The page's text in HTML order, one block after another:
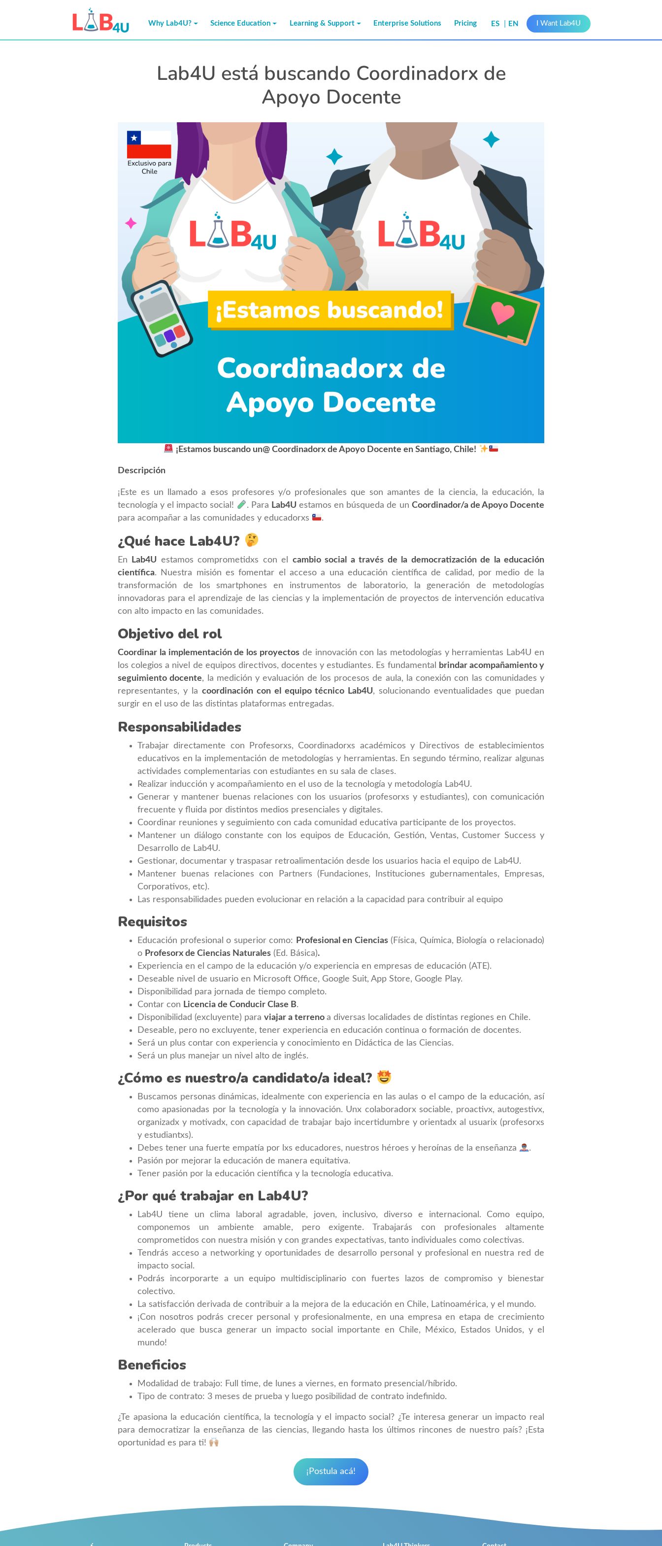
Why Lab4U? Science Education Learning & Support Enterprise Solutions Pricing ES EN I Want Lab4U
Lab4U está buscando Coordinadorx de
Apoyo Docente
¡Estamos buscando un@ Coordinadorx de Apoyo Docente en Santiago, Chile!
Descripción
¡Este es un llamado a esos profesores y/o profesionales que son amantes de la ciencia, la educación, la
tecnología y el impacto social!
. Para Lab4U estamos en búsqueda de un Coordinador/a de Apoyo Docente
para acompañar a las comunidades y educadorxs
.
¿Qué hace Lab4U?
En Lab4U estamos comprometidxs con el cambio social a través de la democratización de la educación
científica. Nuestra misión es fomentar el acceso a una educación científica de calidad, por medio de la
transformación de los smartphones en instrumentos de laboratorio, la generación de metodologías
innovadoras para el aprendizaje de las ciencias y la implementación de proyectos de intervención educativa
con alto impacto en las comunidades.
Objetivo del rol
Coordinar la implementación de los proyectosde innovación con las metodologías y herramientas Lab4U en
los colegios a nivel de equipos directivos, docentes y estudiantes. Es fundamental
brindar acompañamiento y
seguimiento docente, la medición y evaluación de los procesos de aula, la conexión con las comunidades y
representantes, y la coordinación con el equipo técnico Lab4U, solucionando eventualidades que puedan
surgir en el uso de las distintas plataformas entregadas.
Responsabilidades
Trabajar directamente con Profesorxs, Coordinadorxs académicos y Directivos de establecimientos
educativos en la implementación de metodologías y herramientas. En segundo término, realizar algunas
actividades complementarias con estudiantes en su sala de clases.
Realizar inducción y acompañamiento en el uso de la tecnología y metodología Lab4U.
Generar y mantener buenas relaciones con los usuarios (profesorxs y estudiantes), con comunicación
frecuente y fluida por distintos medios presenciales y digitales.
Coordinar reuniones y seguimiento con cada comunidad educativa participante de los proyectos.
Mantener un diálogo constante con los equipos de Educación, Gestión, Ventas, Customer Success y
Desarrollo de Lab4U.
Gestionar, documentar y traspasar retroalimentación desde los usuarios hacia el equipo de Lab4U.
Mantener buenas relaciones con Partners (Fundaciones, Instituciones gubernamentales, Empresas,
Corporativos, etc).
Las responsabilidades pueden evolucionar en relación a la capacidad para contribuir al equipo
Requisitos
Educación profesional o superior como: Profesional en Ciencias(Física, Química, Biología o relacionado)
o Profesorx de Ciencias Naturales (Ed. Básica).
Experiencia en el campo de la educación y/o experiencia en empresas de educación (ATE).
Deseable nivel de usuario en Microsoft Office, Google Suit, App Store, Google Play.
Disponibilidad para jornada de tiempo completo.
Contar con Licencia de Conducir Clase B.
Disponibilidad (excluyente) para viajar a terreno a diversas localidades de distintas regiones en Chile.
Deseable, pero no excluyente, tener experiencia en educación continua o formación de docentes.
Será un plus contar con experiencia y conocimiento en Didáctica de las Ciencias.
Será un plus manejar un nivel alto de inglés.
¿Cómo es nuestro/a candidato/a ideal?
Buscamos personas dinámicas, idealmente con experiencia en las aulas o el campo de la educación, así
como apasionadas por la tecnología y la innovación. Unx colaboradorx sociable, proactivx, autogestivx,
organizadx y motivadx, con capacidad de trabajar bajo incertidumbre y orientadx al usuarix (profesorxs
y estudiantxs).
Debes tener una fuerte empatía por lxs educadores, nuestros héroes y heroínas de la enseñanza
.
Pasión por mejorar la educación de manera equitativa.
Tener pasión por la educación científica y la tecnología educativa.
¿Por qué trabajar en Lab4U?
Lab4U tiene un clima laboral agradable, joven, inclusivo, diverso e internacional. Como equipo,
componemos un ambiente amable, pero exigente. Trabajarás con profesionales altamente
comprometidos con nuestra misión y con grandes expectativas, tanto individuales como colectivas.
Tendrás acceso a networking y oportunidades de desarrollo personal y profesional en nuestra red de
impacto social.
Podrás incorporarte a un equipo multidisciplinario con fuertes lazos de compromiso y bienestar
colectivo.
La satisfacción derivada de contribuir a la mejora de la educación en Chile, Latinoamérica, y el mundo.
¡Con nosotros podrás crecer personal y profesionalmente, en una empresa en etapa de crecimiento
acelerado que busca generar un impacto social importante en Chile, México, Estados Unidos, y el
mundo!
Beneficios
Modalidad de trabajo: Full time, de lunes a viernes, en formato presencial/híbrido.
Tipo de contrato: 3 meses de prueba y luego posibilidad de contrato indefinido.
¿Te apasiona la educación científica, la tecnología y el impacto social? ¿Te interesa generar un impacto real
para democratizar la enseñanza de las ciencias, llegando hasta los últimos rincones de nuestro país? ¡Esta
oportunidad es para ti!
¡Postula acá!